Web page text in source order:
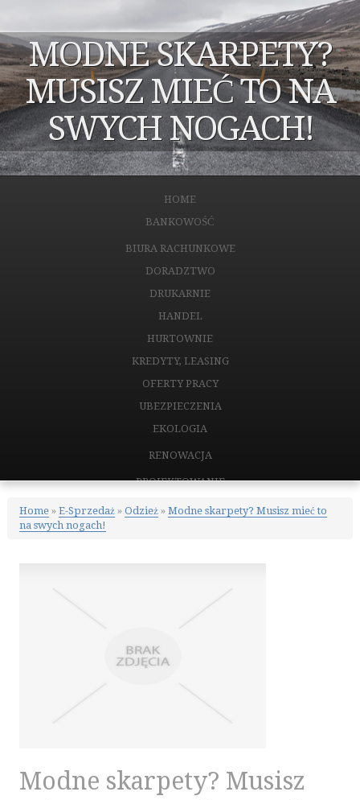
MODNE SKARPETY?
MUSISZ MIEĆ TO NA
SWYCH NOGACH!
HOME
BANKOWOŚĆ
BIURA RACHUNKOWE
DORADZTWO
DRUKARNIE
HANDEL
HURTOWNIE
KREDYTY, LEASING
OFERTY PRACY
UBEZPIECZENIA
EKOLOGIA
RENOWACJA
PROJEKTOWANIE
REMONTY, ELEKTRYK, HYDRAULIK
KLIMATYZACJA I WENTYLACJA
DOMY, MIESZKANIA
PLACÓWKI EDUKACYJNE
TŁUMACZENIA
Home» E-Sprzedaż» Odzież» Modne skarpety? Musisz mieć to
na swych nogach!
Modne skarpety? Musisz